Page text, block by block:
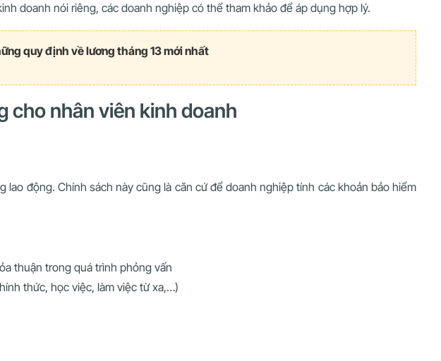
doanh nói riêng, các doanh nghiệp có thể tham khảo để áp dụng hợp lý.
quy định về lương tháng 13 mới nhất
cho nhân viên kinh doanh
động. Chính sách này cũng là căn cứ để doanh nghiệp tính các khoản bảo hiểm
thuận trong quá trình phỏng vấn
thức, học việc, làm việc từ xa,…)